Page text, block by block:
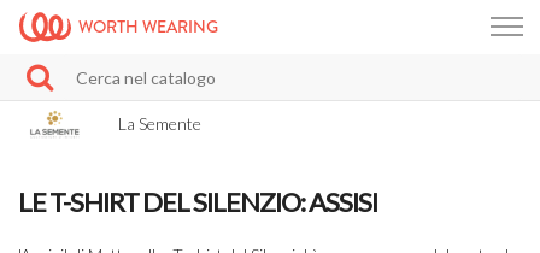
WORTH WEARING
La Semente
LE T-SHIRT DEL SILENZIO: ASSISI